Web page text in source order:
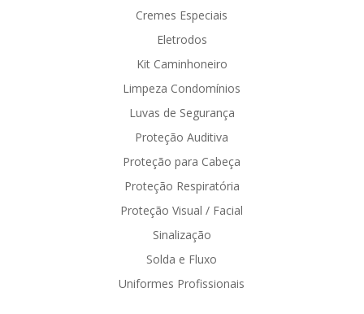
Cremes Especiais
Eletrodos
Kit Caminhoneiro
Limpeza Condomínios
Luvas de Segurança
Proteção Auditiva
Proteção para Cabeça
Proteção Respiratória
Proteção Visual / Facial
Sinalização
Solda e Fluxo
Uniformes Profissionais